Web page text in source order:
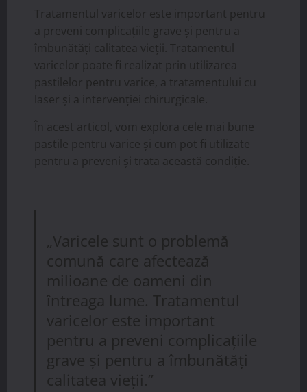
Tratamentul varicelor este important pentru
a preveni complicațiile grave și pentru a
îmbunătăți calitatea vieții. Tratamentul
varicelor poate fi realizat prin utilizarea
pastilelor pentru varice, a tratamentului cu
laser și a intervenției chirurgicale.
În acest articol, vom explora cele mai bune
pastile pentru varice și cum pot fi utilizate
pentru a preveni și trata această condiție.
„Varicele sunt o problemă
comună care afectează
milioane de oameni din
întreaga lume. Tratamentul
varicelor este important
pentru a preveni complicațiile
grave și pentru a îmbunătăți
calitatea vieții.”